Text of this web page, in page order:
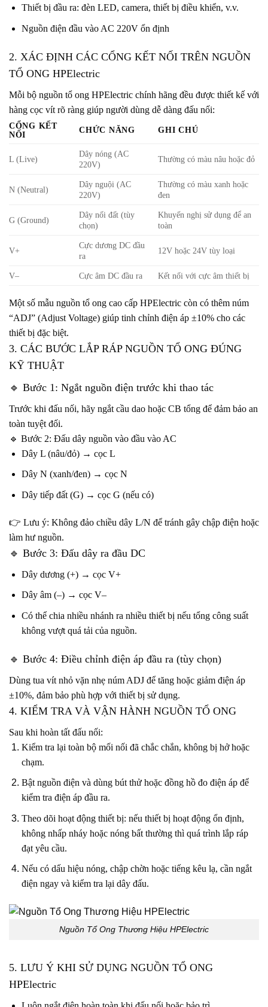
Thiết bị đầu ra: đèn LED, camera, thiết bị điều khiển, v.v.
Nguồn điện đầu vào AC 220V ổn định
2. XÁC ĐỊNH CÁC CỔNG KẾT NỐI TRÊN NGUỒN
TỔ ONG HPElectric
Mỗi bộ nguồn tổ ong HPElectric chính hãng đều được thiết kế với
hàng cọc vít rõ ràng giúp người dùng dễ dàng đấu nối:
CỔNG KẾT
NỐI
CHỨC NĂNG GHI CHÚ
L (Live)
Dây nóng (AC
220V)
Thường có màu nâu hoặc đỏ
N (Neutral)
Dây nguội (AC
220V)
Thường có màu xanh hoặc
đen
G (Ground)
Dây nối đất (tùy
chọn)
Khuyến nghị sử dụng để an
toàn
V+
Cực dương DC đầu
ra
12V hoặc 24V tùy loại
V– Cực âm DC đầu ra Kết nối với cực âm thiết bị
Một số mẫu nguồn tổ ong cao cấp HPElectric còn có thêm núm
“ADJ” (Adjust Voltage) giúp tinh chỉnh điện áp ±10% cho các
thiết bị đặc biệt.
3. CÁC BƯỚC LẮP RÁP NGUỒN TỔ ONG ĐÚNG
KỸ THUẬT
🔹 Bước 1: Ngắt nguồn điện trước khi thao tác
Trước khi đấu nối, hãy ngắt cầu dao hoặc CB tổng để đảm bảo an
toàn tuyệt đối.
🔹 Bước 2: Đấu dây nguồn vào đầu vào AC
Dây L (nâu/đỏ) → cọc L
Dây N (xanh/đen) → cọc N
Dây tiếp đất (G) → cọc G (nếu có)
👉 Lưu ý: Không đảo chiều dây L/N để tránh gây chập điện hoặc
làm hư nguồn.
🔹 Bước 3: Đấu dây ra đầu DC
Dây dương (+) → cọc V+
Dây âm (–) → cọc V–
Có thể chia nhiều nhánh ra nhiều thiết bị nếu tổng công suất
không vượt quá tải của nguồn.
🔹 Bước 4: Điều chỉnh điện áp đầu ra (tùy chọn)
Dùng tua vít nhỏ vặn nhẹ núm ADJ để tăng hoặc giảm điện áp
±10%, đảm bảo phù hợp với thiết bị sử dụng.
4. KIỂM TRA VÀ VẬN HÀNH NGUỒN TỔ ONG
Sau khi hoàn tất đấu nối:
Kiểm tra lại toàn bộ mối nối đã chắc chắn, không bị hở hoặc
chạm.
Bật nguồn điện và dùng bút thử hoặc đồng hồ đo điện áp để
kiểm tra điện áp đầu ra.
Theo dõi hoạt động thiết bị: nếu thiết bị hoạt động ổn định,
không nhấp nháy hoặc nóng bất thường thì quá trình lắp ráp
đạt yêu cầu.
Nếu có dấu hiệu nóng, chập chờn hoặc tiếng kêu lạ, cần ngắt
điện ngay và kiểm tra lại dây đấu.
Nguồn Tổ Ong Thương Hiệu HPElectric
5. LƯU Ý KHI SỬ DỤNG NGUỒN TỔ ONG
HPElectric